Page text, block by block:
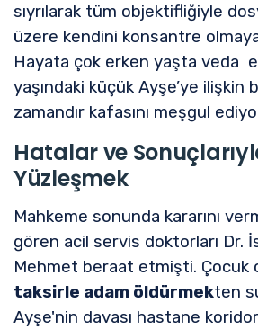
sıyrılarak tüm objektifliğiyle
üzere kendini konsantre
Hayata çok erken yaşta veda
yaşındaki küçük Ayşe’ye ilişkin
zamandır kafasını meşgul
Hatalar ve
Yüzleşmek
Mahkeme sonunda kararını
gören acil servis doktorları Dr.
Mehmet beraat etmişti. Çocuk
taksirle adam öldürmekten
Ayşe'nin davası hastane